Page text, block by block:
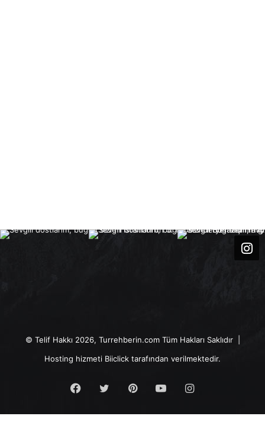
© Telif Hakkı 2026, Turrehberin.com Tüm Hakları Saklıdır |
Hosting hizmeti Biiclick tarafından verilmektedir.
Facebook
TwitterPinterestYouTubeInstagram